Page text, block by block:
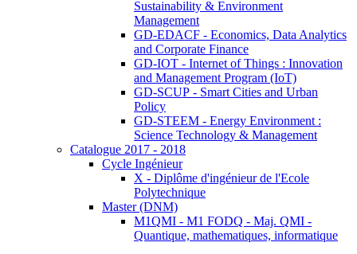
Sustainability & Environment
Management
GD-EDACF - Economics, Data Analytics
and Corporate Finance
GD-IOT - Internet of Things : Innovation
and Management Program (IoT)
GD-SCUP - Smart Cities and Urban
Policy
GD-STEEM - Energy Environment :
Science Technology & Management
Catalogue 2017 - 2018
Cycle Ingénieur
X - Diplôme d'ingénieur de l'Ecole
Polytechnique
Master (DNM)
M1QMI - M1 FODQ - Maj. QMI -
Quantique, mathematiques, informatique